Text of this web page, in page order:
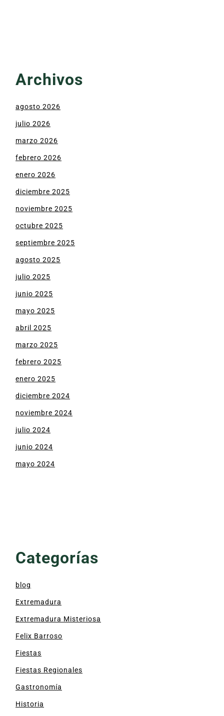
Archivos
agosto 2026
julio 2026
marzo 2026
febrero 2026
enero 2026
diciembre 2025
noviembre 2025
octubre 2025
septiembre 2025
agosto 2025
julio 2025
junio 2025
mayo 2025
abril 2025
marzo 2025
febrero 2025
enero 2025
diciembre 2024
noviembre 2024
julio 2024
junio 2024
mayo 2024
Categorías
blog
Extremadura
Extremadura Misteriosa
Felix Barroso
Fiestas
Fiestas Regionales
Gastronomía
Historia